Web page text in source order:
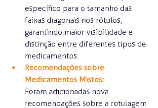
específico para o tamanho das
faixas diagonais nos rótulos,
garantindo maior visibilidade e
distinção entre diferentes tipos de
medicamentos.
Recomendações sobre
Medicamentos Mistos:
Foram adicionadas nova
recomendações sobre a rotulagem